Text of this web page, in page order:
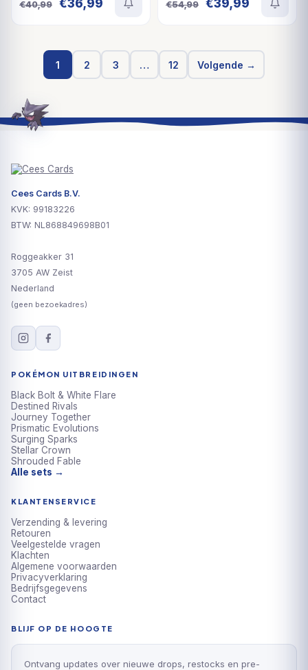
€40,99
Oorspronkelijke
€36,99 Huidige
€54,99
Oorspronkelijke
€39,99 Huidige
1 2 3 … 12 Volgende →
Cees Cards B.V.
KVK: 99183226
BTW: NL868849698B01
Roggeakker 31
3705 AW Zeist
Nederland
(geen bezoekadres)
POKÉMON UITBREIDINGEN
Black Bolt & White Flare
Destined Rivals
Journey Together
Prismatic Evolutions
Surging Sparks
Stellar Crown
Shrouded Fable
Alle sets →
KLANTENSERVICE
Verzending & levering
Retouren
Veelgestelde vragen
Klachten
Algemene voorwaarden
Privacyverklaring
Bedrijfsgegevens
Contact
BLIJF OP DE HOOGTE
Ontvang updates over nieuwe drops, restocks en pre-